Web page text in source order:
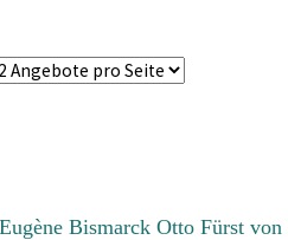
Bismarck Otto Fürst von